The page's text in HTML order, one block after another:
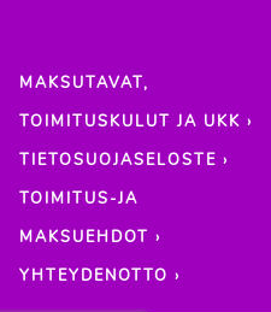
MAKSUTAVAT,
TOIMITUSKULUT JA UKK ›
TIETOSUOJASELOSTE ›
TOIMITUS-JA
MAKSUEHDOT ›
YHTEYDENOTTO ›